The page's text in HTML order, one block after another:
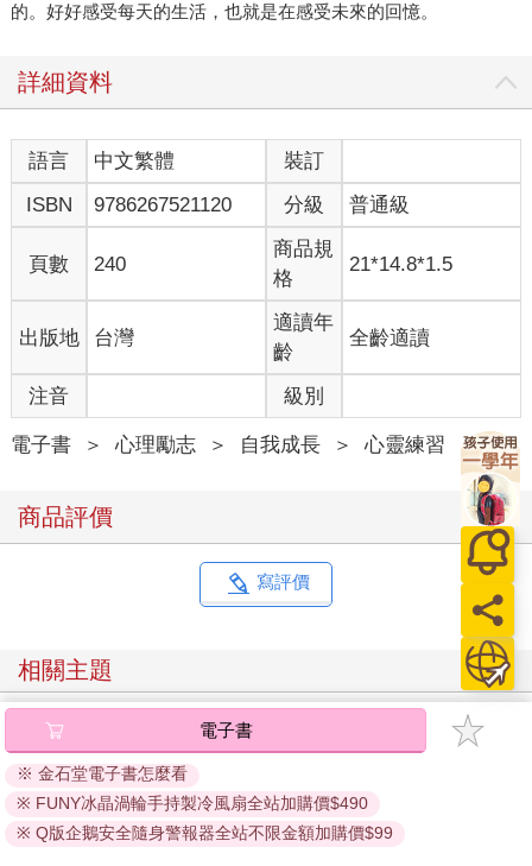
的。好好感受每天的生活，也就是在感受未來的回憶。
詳細資料
語言 中文繁體
裝訂
ISBN
9786267521120 分級 普通級
頁數 240
商品規
格
21*14.8*1.5
出版地 台灣
適讀年
齡
全齡適讀
注音 級別
電子書 ＞ 心理勵志 ＞ 自我成長 ＞ 心靈練習
商品評價
寫評價
相關主題
電子書
※ 金石堂電子書怎麼看
※ FUNY冰晶渦輪手持製冷風扇全站加購價$490
※ Q版企鵝安全隨身警報器全站不限金額加購價$99